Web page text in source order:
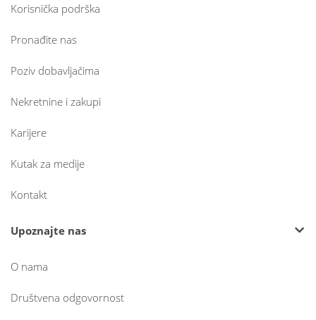
Korisnička podrška
Pronađite nas
Poziv dobavljačima
Nekretnine i zakupi
Karijere
Kutak za medije
Kontakt
Upoznajte nas
O nama
Društvena odgovornost